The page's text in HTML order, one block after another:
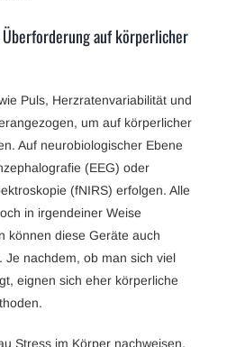
auf körperlicher
Puls, Herzratenvariabilität und
um auf körperlicher
Auf neurobiologischer Ebene
(EEG) oder
(fNIRS) erfolgen. Alle
in irgendeiner Weise
können diese Geräte auch
Je nachdem, ob man sich viel
eignen sich eher körperliche
Stress im Körper nachweisen,